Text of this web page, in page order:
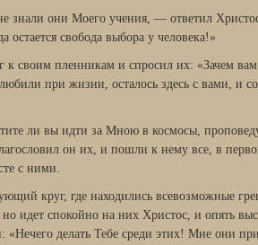
знали они Моего учения, — ответил
остается свобода выбора у человека!»
к своим пленникам и спросил их: «Зачем вам
при жизни, осталось здесь с вами, и
ли вы идти за Мною в космосы,
он их, и пошли к нему все, в
с ними.
круг, где находились всевозможные
идет спокойно на них Христос, и опять
«Нечего делать Тебе среди этих! Мне они